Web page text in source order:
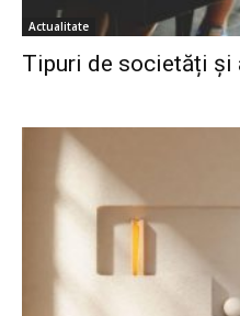
Actualitate
Tipuri de societăți și